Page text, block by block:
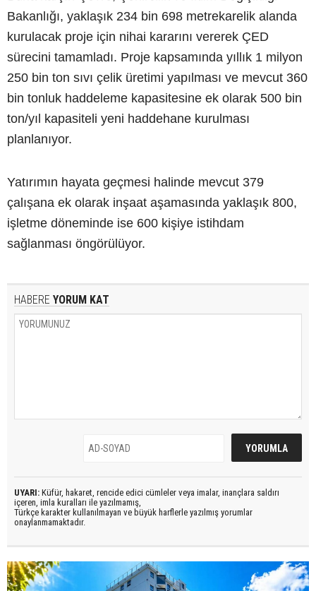
Bakanlığı, yaklaşık 234 bin 698 metrekarelik alanda
kurulacak proje için nihai kararını vererek ÇED
sürecini tamamladı. Proje kapsamında yıllık 1 milyon
250 bin ton sıvı çelik üretimi yapılması ve mevcut 360
bin tonluk haddeleme kapasitesine ek olarak 500 bin
ton/yıl kapasiteli yeni haddehane kurulması
planlanıyor.
Yatırımın hayata geçmesi halinde mevcut 379
çalışana ek olarak inşaat aşamasında yaklaşık 800,
işletme döneminde ise 600 kişiye istihdam
sağlanması öngörülüyor.
HABERE YORUM KAT
UYARI: Küfür, hakaret, rencide edici cümleler veya imalar, inançlara saldırı
içeren, imla kuralları ile yazılmamış,
Türkçe karakter kullanılmayan ve büyük harflerle yazılmış yorumlar
onaylanmamaktadır.